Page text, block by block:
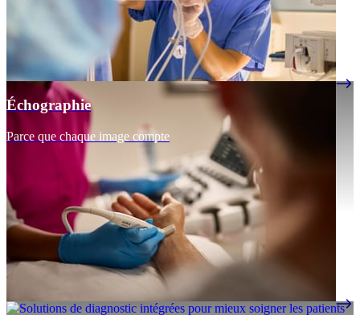
Échographie
Parce que chaque image compte